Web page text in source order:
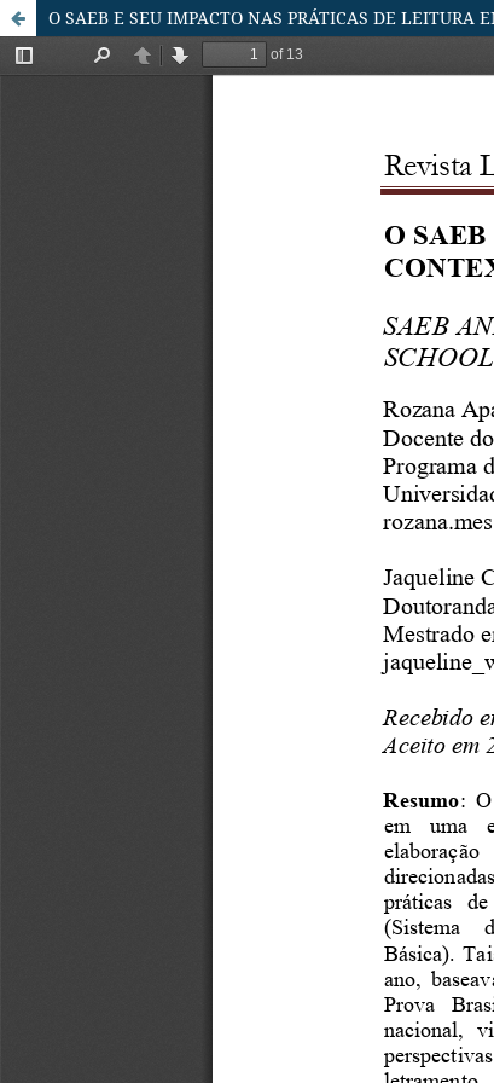
O SAEB E SEU IMPACTO NAS PRÁTICAS DE LEITURA